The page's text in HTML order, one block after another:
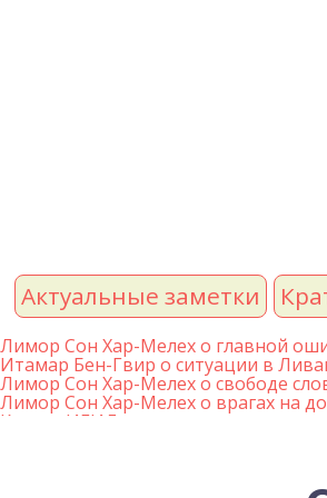
Актуальные заметки
Лимор Сон Хар-Мелех о главной
Итамар Бен-Гвир о ситуации в
Лимор Сон Хар-Мелех о свободе
Лимор Сон Хар-Мелех о врагах на
Клятва ИГИЛ